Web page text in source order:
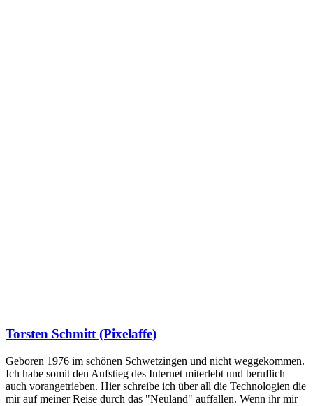
Torsten Schmitt (Pixelaffe)
Geboren 1976 im schönen Schwetzingen und nicht weggekommen.
Ich habe somit den Aufstieg des Internet miterlebt und beruflich
auch vorangetrieben. Hier schreibe ich über all die Technologien die
mir auf meiner Reise durch das "Neuland" auffallen. Wenn ihr mir